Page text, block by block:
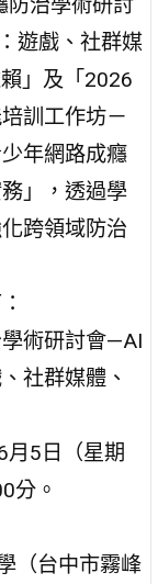
遊戲、社群媒
」及「2026
訓工作坊－
年網路成癮
」，透過學
跨領域防治
術研討會—AI
社群媒體、
月5日（星期
分。
（台中市霧峰